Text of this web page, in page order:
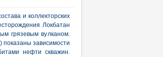
и коллекторских
Локбатан
грязевым вулканом.
зависимости
нефти скважин.